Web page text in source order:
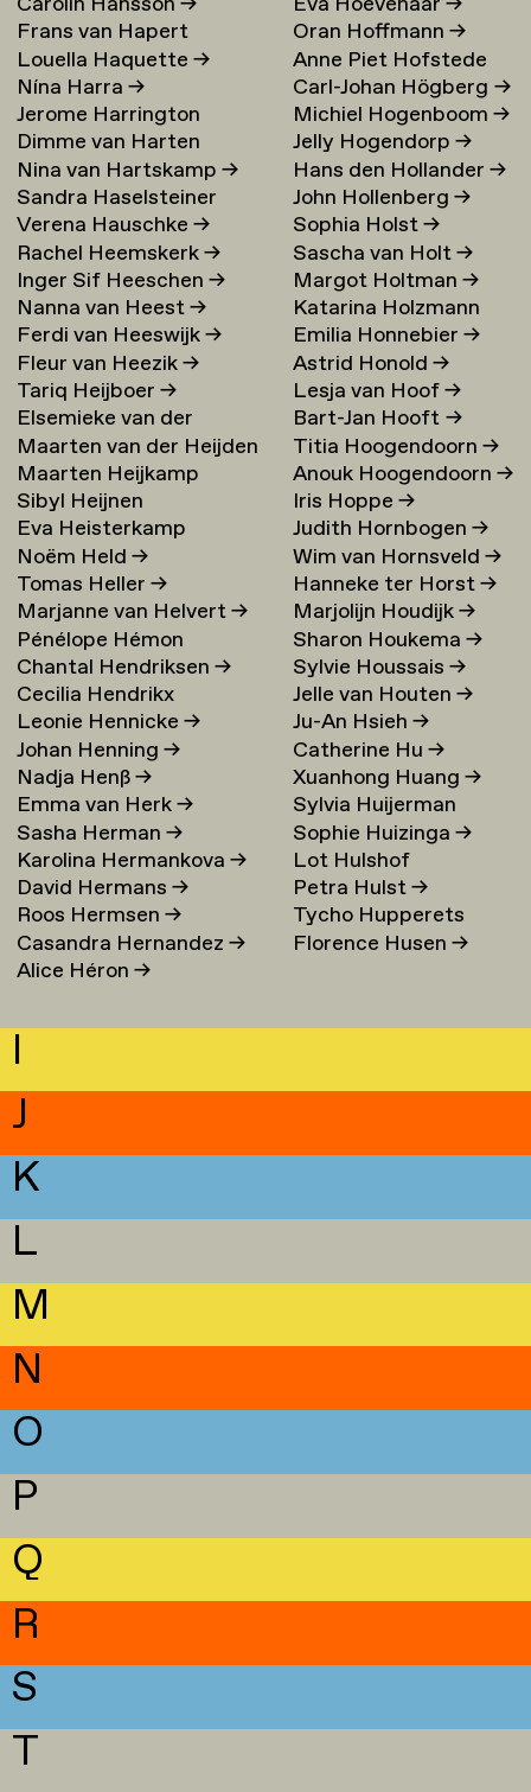
Frans van Hapert
Louella Haquette→
Nína Harra→
Jerome Harrington
Dimme van Harten
Nina van Hartskamp→
Sandra Haselsteiner
Verena Hauschke→
Rachel Heemskerk→
Inger Sif Heeschen→
Nanna van Heest→
Ferdi van Heeswijk→
Fleur van Heezik→
Tariq Heijboer→
Elsemieke van der
Heijden→
Maarten van der Heijden
→
Maarten Heijkamp
Sibyl Heijnen
Eva Heisterkamp
Noëm Held→
Tomas Heller→
Marjanne van Helvert→
Pénélope Hémon
Chantal Hendriksen→
Cecilia Hendrikx
Leonie Hennicke→
Johan Henning→
Nadja Henß→
Emma van Herk→
Sasha Herman→
Karolina Hermankova→
David Hermans→
Roos Hermsen→
Casandra Hernandez→
Alice Héron→
Oran Hoffmann→
Anne Piet Hofstede
Carl-Johan Högberg→
Michiel Hogenboom→
Jelly Hogendorp→
Hans den Hollander→
John Hollenberg→
Sophia Holst→
Sascha van Holt→
Margot Holtman→
Katarina Holzmann
Ekholm→
Emilia Honnebier→
Astrid Honold→
Lesja van Hoof→
Bart-Jan Hooft→
Titia Hoogendoorn→
Anouk Hoogendoorn→
Iris Hoppe→
Judith Hornbogen→
Wim van Hornsveld→
Hanneke ter Horst→
Marjolijn Houdijk→
Sharon Houkema→
Sylvie Houssais→
Jelle van Houten→
Ju-An Hsieh→
Catherine Hu→
Xuanhong Huang→
Sylvia Huijerman
Sophie Huizinga→
Lot Hulshof
Petra Hulst→
Tycho Hupperets
Florence Husen→
I
J
K
L
M
N
O
P
Q
R
S
T